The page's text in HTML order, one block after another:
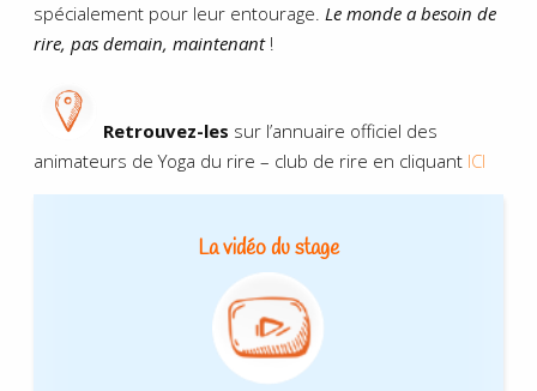
spécialement pour leur entourage. Le monde a besoin de
rire, pas demain, maintenant!
Retrouvez-les sur l’annuaire officiel des
animateurs de Yoga du rire – club de rire en cliquantICI
La vidéo du stage